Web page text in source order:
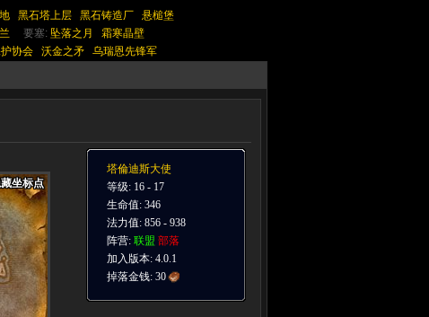
黑石塔上层 黑石铸造厂
悬槌堡
要塞: 坠落之月
霜寒晶壁
协会 沃金之矛 乌瑞恩先锋军
坐标点
坐标点
坐标点
坐标点
坐标点
坐标点
坐标点
坐标点
坐标点
塔倫迪斯大使
等级: 16 - 17
生命值: 346
法力值: 856 - 938
阵营: 联盟 部落
加入版本: 4.0.1
掉落金钱: 30